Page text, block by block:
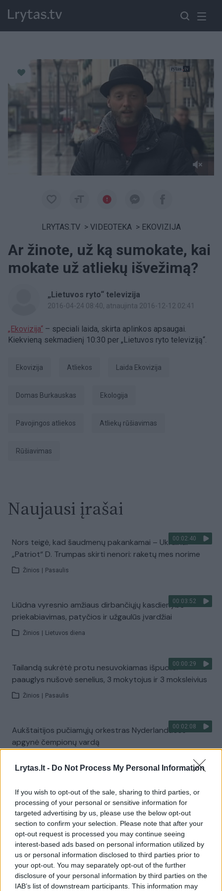
Lrytas.lt - Do Not Process My Personal Information
If you wish to opt-out of the sale, sharing to third parties, or
processing of your personal or sensitive information for
targeted advertising by us, please use the below opt-out
section to confirm your selection. Please note that after your
opt-out request is processed you may continue seeing
interest-based ads based on personal information utilized by
us or personal information disclosed to third parties prior to
your opt-out. You may separately opt-out of the further
disclosure of your personal information by third parties on the
IAB’s list of downstream participants. This information may
Paremkite Ukrainą
LRYTAS.TV > VIDEOTEKA > EKOVIZIJA
Ar žinote, už ką sumokate, kai
mokate už atliekų išvežimą?
„Lietuvos ryto“ televizija
2016-04-24 08:40, atnaujinta 2016-12-12 02:41
„Ekovizija“ – speciali laida, skirta aplinkos apsaugai.
Kiekvieną sekmadienį 10:30 per „Lietuvos ryto televiziją“.
Ekovizija atliekos laida Ekovizija
Domas Burkauskas Ekologija
pavojingos atliekos atliekų rūšiavimas
rūšiavimas
Naujausi įrašai
00:02:40
Nors teigė, kad šaudmenų pakankamai – Ukrainai
„Patriot“ D. Trumpas skirti nenori: raketų mes norime
Žinios Pasaulis
00:03:52
Liūdna vyresnio amžiaus dirbančiųjų kasdienybė –
priekabiavimas, patyčios ir užgaulūs įvardžiai
Žinios Lietuvos diena
00:00:29
Tailandą sukrėtė protu nesuvokiamas išpuolis:
paauglys nušovė senelius, 3 mokytojus ir 3 moksleivius
Žinios Pasaulis
00:02:08
Aukštaitijos pučiamųjų orkestras Nyderlanduose
apgynė čempionų vardą
Visi įrašai
Žiūrimiausi įrašai
Vaizdai iš tragiškos avarijos Vilniaus r.: dviejų moterų ir
vaiko gyvybių išgelbėti nepavyko